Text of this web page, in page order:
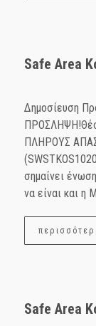
Safe Area
Δημοσίευση
ΠΛΗΡΟΥΣ
σημαίνει
να είναι και η
Safe Area